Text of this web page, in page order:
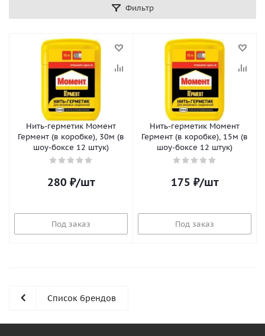
Фильтр
Нить-герметик Момент
Гермент (в коробке), 30м (в
шоу-боксе 12 штук)
280 ₽/шт
Под заказ
Нить-герметик Момент
Гермент (в коробке), 15м (в
шоу-боксе 12 штук)
175 ₽/шт
Под заказ
Список брендов